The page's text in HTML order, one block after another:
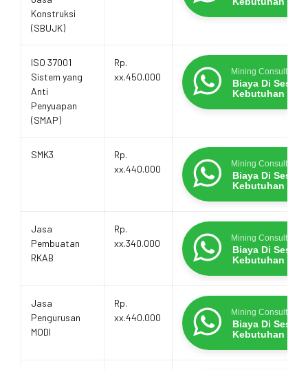
Konstruksi
(SBUJK)
ISO 37001
Sistem yang
Anti
Penyuapan
(SMAP)
Rp.
xx.450.000
Mining Consultants
Biaya Di
Kebutuhan
SMK3
Rp.
xx.440.000
Mining Consultants
Biaya Di
Kebutuhan
Jasa
Pembuatan
RKAB
Rp.
xx.340.000
Mining Consultants
Biaya Di
Kebutuhan
Jasa
Pengurusan
MODI
Rp.
xx.440.000
Mining Consultants
Biaya Di
Kebutuhan